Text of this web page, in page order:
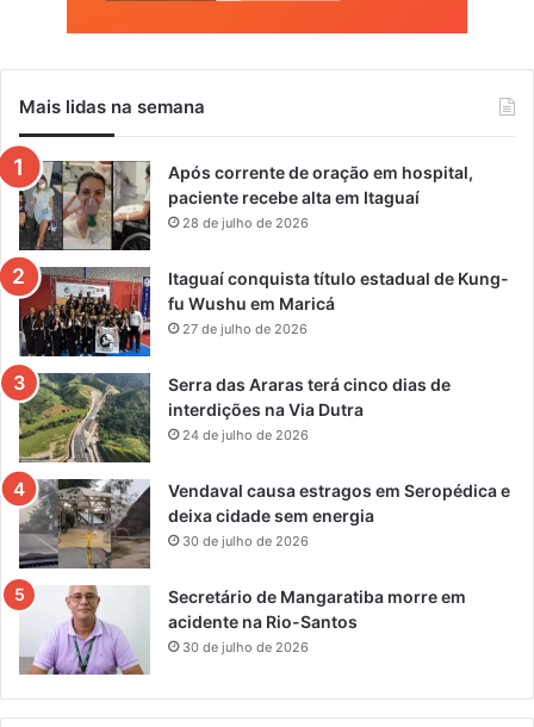
Mais lidas na semana
Após corrente de oração em hospital,
paciente recebe alta em Itaguaí
28 de julho de 2026
Itaguaí conquista título estadual de Kung-
fu Wushu em Maricá
27 de julho de 2026
Serra das Araras terá cinco dias de
interdições na Via Dutra
24 de julho de 2026
Vendaval causa estragos em Seropédica e
deixa cidade sem energia
30 de julho de 2026
Secretário de Mangaratiba morre em
acidente na Rio-Santos
30 de julho de 2026